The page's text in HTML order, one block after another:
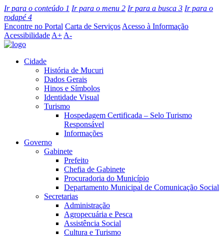
Ir para o conteúdo 1 Ir para o menu 2 Ir para a busca 3 Ir para o
rodapé4
Encontre no Portal Carta de Serviços Acesso à Informação
Acessibilidade A+ A-
Cidade
História de Mucuri
Dados Gerais
Hinos e Símbolos
Identidade Visual
Turismo
Hospedagem Certificada – Selo Turismo
Responsável
Informações
Governo
Gabinete
Prefeito
Chefia de Gabinete
Procuradoria do Município
Departamento Municipal de Comunicação Social
Secretarias
Administração
Agropecuária e Pesca
Assistência Social
Cultura e Turismo